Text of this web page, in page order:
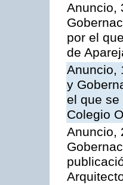
Anuncio,
por el
de
Anuncio,
y
el que
Colegio
Anuncio,